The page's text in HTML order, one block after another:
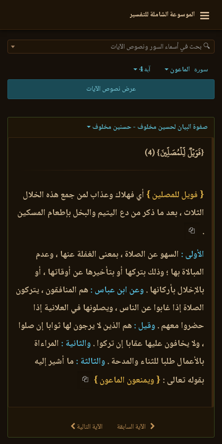
الموسوعة الشاملة للتفسير
🔍 بحث في أسماء السور ونصوص الآيات
سورة الماعون آية4
عرض نصوص الآيات
صفوة البيان لحسين مخلوف - حسنين مخلوف
{فَوَيۡلٞ لِّلۡمُصَلِّينَ} (4)
{ فويل للمصلين } أي فهلاك وعذاب لمن جمع هذه الخلال
الثلاث ، بعد ما ذكر من دع اليتيم والبخل بإطعام المسكين
.
الأولى : السهو عن الصلاة ، بمعنى الغفلة عنها ، وعدم
المبالاة بها ؛ وذلك بتركها أو بتأخيرها عن أوقاتها ، أو
بالإخلال بأركانها .وعن ابن عباس :هم المنافقون ، يتركون
الصلاة إذا غابوا عن الناس ، ويصلونها في العلانية إذا
حضروا معهم .وقيل :هم الذين لا يرجون لها ثوابا إن صلوا
، ولا يخافون عليها عقابا إن تركوا .والثانية : المراءاة
بالأعمال طلبا للثناء والمدحة .والثالثة : ما أشير إليه
بقوله تعالى : { ويمنعون الماعون }
الآية السابقة الآية التالية